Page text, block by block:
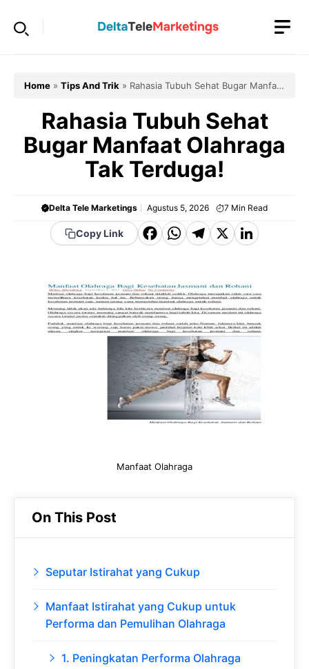
Home » Tips And Trik » Rahasia Tubuh Sehat Bugar Manfaat
Rahasia Tubuh Sehat
Bugar Manfaat Olahraga
Tak Terduga!
Delta Tele Marketings Agustus 5, 2026 7 Min Read
Copy Link
F
c
e
b
o
o
k
W
a
t
s
A
p
p
T
e
g
r
a
m
X Li
k
e
d
In
Manfaat Olahraga
On This Post
Seputar Istirahat yang Cukup
Manfaat Istirahat yang Cukup untuk
Performa dan Pemulihan Olahraga
1. Peningkatan Performa Olahraga